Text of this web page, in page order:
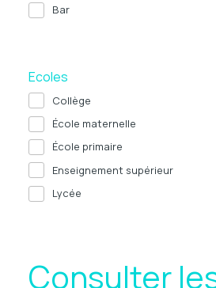
Bar
Ecoles
Collège
École maternelle
École primaire
Enseignement supérieur
Lycée
Consulter